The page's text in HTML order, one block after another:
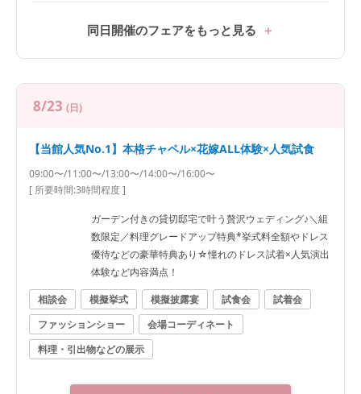
同日開催のフェアをもっと見る
8/23 (日)
【当館人気No.1】本格チャペル×花嫁ALL体験×人気試食
09:00〜/11:00〜/13:00〜/14:00〜/16:00〜
[ 所要時間:3時間程度]
ガーデン付きの貸切邸宅で叶う贅沢ウェディング♪＼組
数限定／料理グレードアップ特典*挙式料全額やドレス
優待などの豪華特典あり☆憧れのドレス試着×人気演出
体験など内容満点！
相談会
模擬挙式 模擬披露宴 試食会
試着会
ファッションショー
会場コーディネート
料理・引出物などの展示